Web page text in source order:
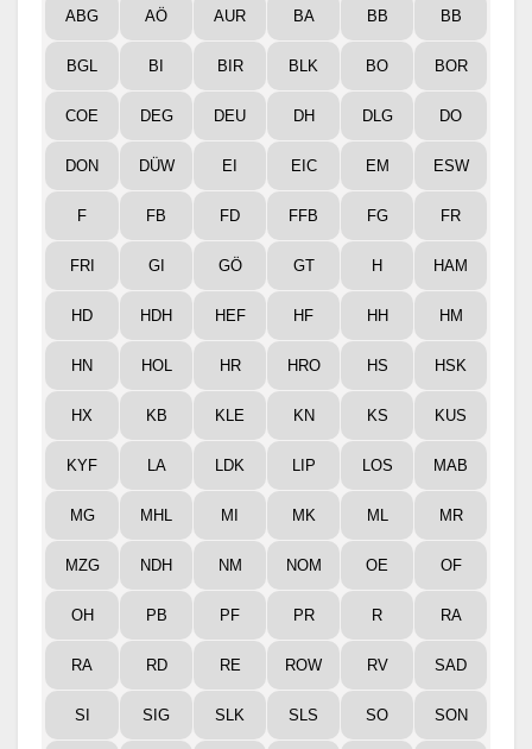
ABG AÖ AUR BA BB BB
BGL BI BIR BLK BO BOR
COE DEG DEU DH DLG DO
DON DÜW EI EIC EM ESW
F FB FD FFB FG FR
FRI GI GÖ GT H HAM
HD HDH HEF HF HH HM
HN HOL HR HRO HS HSK
HX KB KLE KN KS KUS
KYF LA LDK LIP LOS MAB
MG MHL MI MK ML MR
MZG NDH NM NOM OE OF
OH PB PF PR R RA
RA RD RE ROW RV SAD
SI SIG SLK SLS SO SON